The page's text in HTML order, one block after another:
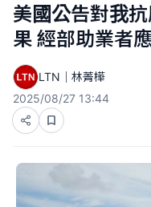
美國公告對我
果 經部助業者
LTN｜林菁樺
2025/08/27 13:44